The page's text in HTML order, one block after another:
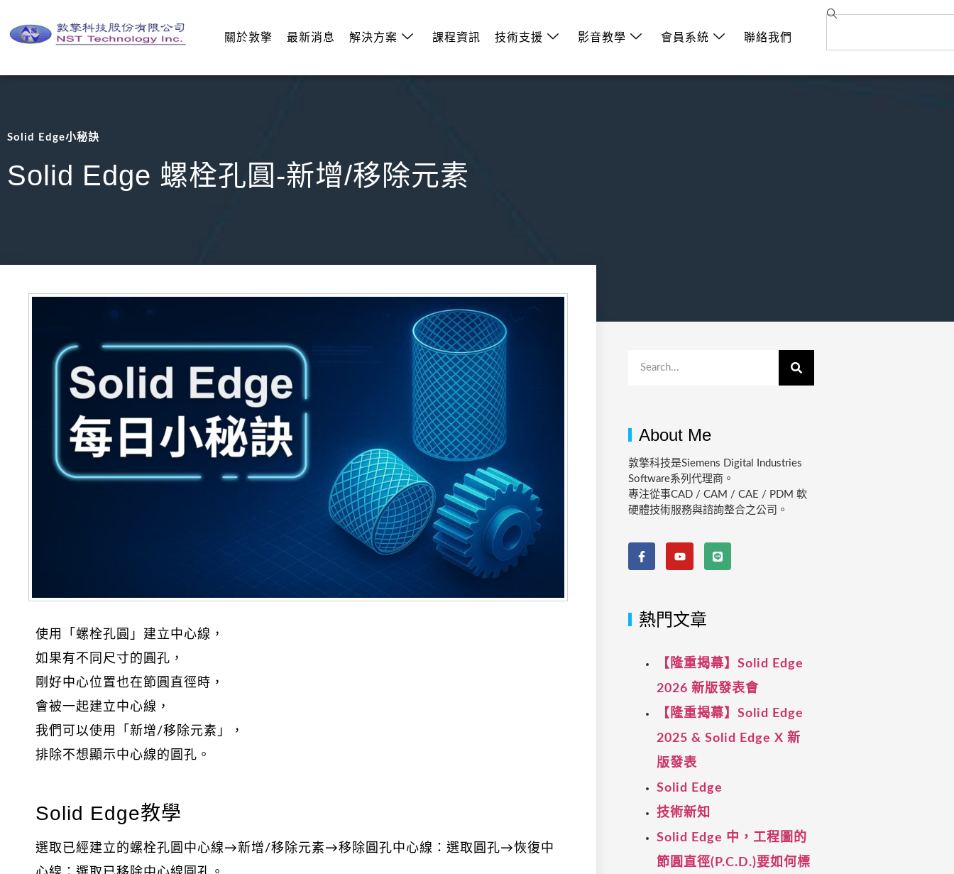
關於敦擎 最新消息 解決方案 課程資訊 技術支援 影音教學 會員系統 聯絡我們
Solid Edge小秘訣
Solid Edge 螺栓孔圓-新增/移除元素
使用「螺栓孔圓」建立中心線，
如果有不同尺寸的圓孔，
剛好中心位置也在節圓直徑時，
會被一起建立中心線，
我們可以使用「新增/移除元素」，
排除不想顯示中心線的圓孔。
Solid Edge教學
選取已經建立的螺栓孔圓中心線→新增/移除元素→移除圓孔中心線：選取圓孔→恢復中
About Me
敦擎科技是Siemens Digital Industries
Software系列代理商。
專注從事CAD / CAM / CAE / PDM 軟
硬體技術服務與諮詢整合之公司。
熱門文章
【隆重揭幕】Solid Edge
2026 新版發表會
【隆重揭幕】Solid Edge
2025 & Solid Edge X 新
版發表
Solid Edge
技術新知
Solid Edge 中，工程圖的
節圓直徑(P.C.D.)要如何標